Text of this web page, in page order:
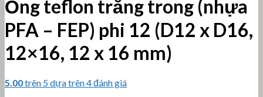
Ống teflon trắng trong (nhựa
PFA – FEP) phi 12 (D12 x D16,
12×16, 12 x 16 mm)
5.00trên 5 dựa trên4đánh giá